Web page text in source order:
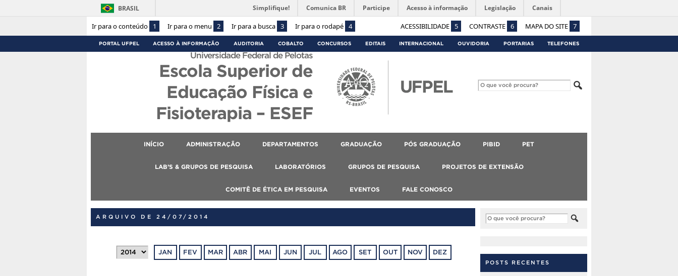
Ir para o conteúdo 1 Ir para o menu 2 Ir para a busca 3 Ir para o rodapé 4 ACESSIBILIDADE 5 CONTRASTE 6 MAPA DO SITE 7
BRASIL Simplifique! Comunica BR Participe Acesso à informação Legislação Canais
PORTAL UFPEL ACESSO À INFORMAÇÃO AUDITORIA COBALTO CONCURSOS EDITAIS INTERNACIONAL OUVIDORIA PORTARIAS TELEFONES
Universidade Federal de Pelotas
Escola Superior de
Educação Física e
Fisioterapia – ESEF
INÍCIO ADMINISTRAÇÃO DEPARTAMENTOS GRADUAÇÃO PÓS GRADUAÇÃO PIBID PET
LAB’S & GRUPOS DE PESQUISA LABORATÓRIOS GRUPOS DE PESQUISA PROJETOS DE EXTENSÃO
COMITÊ DE ÉTICA EM PESQUISA EVENTOS FALE CONOSCO
ARQUIVO DE 24/07/2014
JAN FEV MAR ABR MAI JUN JUL AGO SET OUT NOV DEZ
POSTS RECENTES